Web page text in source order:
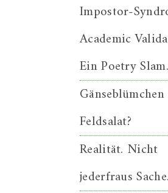
Impostor-
Academic
Ein Poetry Slam.
Feldsalat?
Realität. Nicht
jederfraus Sache.